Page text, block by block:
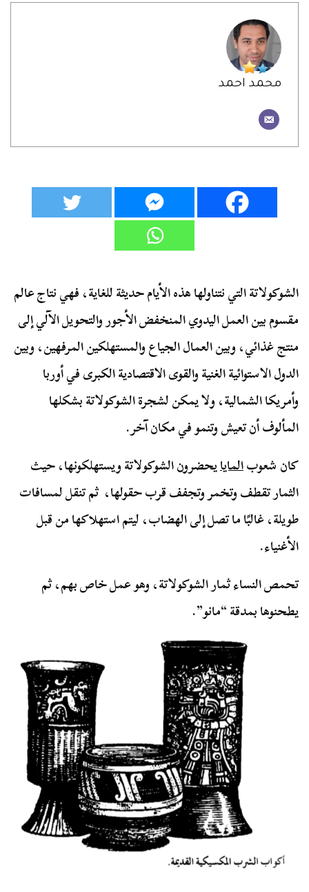
محمد احمد
الشوكولاتة التي نتناولها هذه الأيام حديثة للغاية، فهي نتاج عالم
مقسوم بين العمل اليدوي المنخفض الأجور والتحويل الآلي إلى
منتج غذائي، وبين العمال الجياع والمستهلكين المرفهين، وبين
الدول الاستوائية الغنية والقوى الاقتصادية الكبرى في أوربا
وأمريكا الشمالية، ولا يمكن لشجرة الشوكولاتة بشكلها
المألوف أن تعيش وتنمو في مكان آخر.
كان شعوبالمايايحضرون الشوكولاتة ويستهلكونها، حيث
الثمار تقطف وتخمر وتجفف قرب حقولها، ثم تنقل لمسافات
طويلة، غالبًا ما تصل إلى الهضاب، ليتم استهلاكها من قبل
الأغنياء.
تحمص النساء ثمار الشوكولاتة، وهو عمل خاص بهم، ثم
يطحنوها بمدقة “مانو”.